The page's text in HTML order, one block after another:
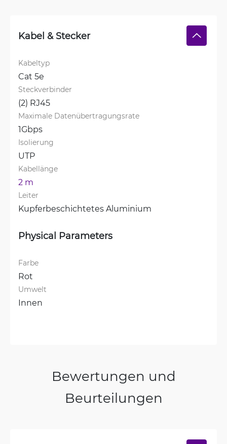
Kabel & Stecker
Kabeltyp
Cat 5e
Steckverbinder
(2) RJ45
Maximale Datenübertragungsrate
1Gbps
Isolierung
UTP
Kabellänge
2 m
Leiter
Kupferbeschichtetes Aluminium
Physical Parameters
Farbe
Rot
Umwelt
Innen
Bewertungen und
Beurteilungen